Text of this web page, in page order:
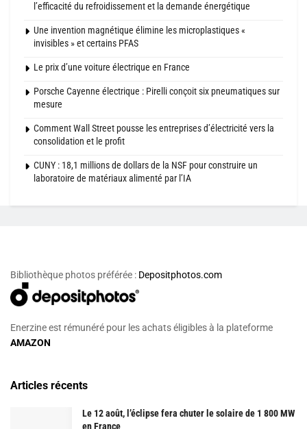
l’efficacité du refroidissement et la demande énergétique
Une invention magnétique élimine les microplastiques «
invisibles » et certains PFAS
Le prix d’une voiture électrique en France
Porsche Cayenne électrique : Pirelli conçoit six pneumatiques sur
mesure
Comment Wall Street pousse les entreprises d’électricité vers la
consolidation et le profit
CUNY : 18,1 millions de dollars de la NSF pour construire un
laboratoire de matériaux alimenté par l’IA
Bibliothèque photos préférée : Depositphotos.com
Enerzine est rémunéré pour les achats éligibles à la plateforme
AMAZON
Articles récents
Le 12 août, l’éclipse fera chuter le solaire de 1 800 MW
en France